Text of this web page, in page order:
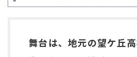
舞台は、地元の望ケ丘